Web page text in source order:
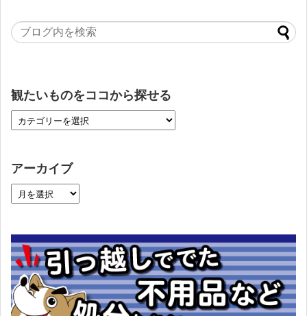
観たいものをココから探せる
アーカイブ